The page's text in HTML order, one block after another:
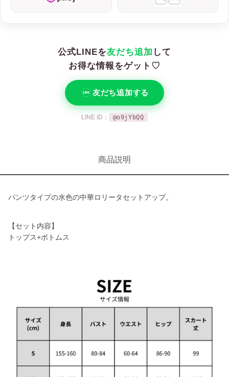
公式LINEを友だち追加 して
お得な情報をゲット♡
友だち追加する
LINE ID： @o9jYbQQ
商品説明
パンツタイプの水色の中華ロリータセットアップ。
【セット内容】
トップス+ボトムス